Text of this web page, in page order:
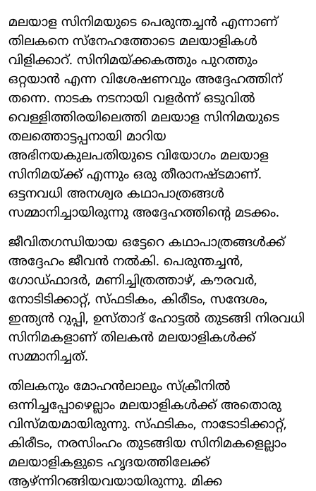
മലയാള സിനിമയുടെ പെരുന്തച്ചൻ എന്നാണ്
തിലകനെ സ്നേഹത്തോടെ മലയാളികൾ
വിളിക്കാറ്. സിനിമയ്ക്കകത്തും പുറത്തും
ഒറ്റയാന്‍ എന്ന വിശേഷണവും അദ്ദേഹത്തിന്
തന്നെ. നാടക നടനായി വളര്‍ന്ന് ഒടുവില്‍
വെള്ളിത്തിരയിലെത്തി മലയാള സിനിമയുടെ
തലത്തൊട്ടപ്പനായി മാറിയ
അഭിനയകുലപതിയുടെ വിയോഗം മലയാള
സിനിമയ്ക്ക് എന്നും ഒരു തീരാനഷ്‌ടമാണ്.
ഒട്ടനവധി അനശ്വര കഥാപാത്രങ്ങള്‍
സമ്മാനിച്ചായിരുന്നു അദ്ദേഹത്തിന്‍റെ മടക്കം.
ജീവിതഗന്ധിയായ ഒട്ടേറെ കഥാപാത്രങ്ങൾക്ക്
അദ്ദേഹം ജീവൻ നല്‍കി. പെരുന്തച്ചൻ, ​
ഗോഡ്‌ഫാദർ, മണിച്ചിത്രത്താഴ്, കൗരവർ,
നോടിടിക്കാറ്റ്, സ്ഫടികം, കിരീടം, സന്ദേശം,
ഇന്ത്യൻ റുപ്പി, ഉസ്താദ് ഹോട്ടൽ തുടങ്ങി നിരവധി
സിനിമകളാണ് തിലകൻ മലയാളികൾക്ക്
സമ്മാനിച്ചത്.
തിലകനും മോഹൻലാലും സ്ക്രീനിൽ
ഒന്നിച്ചപ്പോഴെല്ലാം മലയാളികൾക്ക് അതൊരു
വിസ്മയമായിരുന്നു. സ്ഫടികം, നാടോടിക്കാറ്റ്,
കിരീടം, നരസിം​ഹം തുടങ്ങിയ സിനിമകളെല്ലാം
മലയാളികളുടെ ഹൃദയത്തിലേക്ക്
ആഴ്ന്നിറങ്ങിയവയായിരുന്നു. മിക്ക